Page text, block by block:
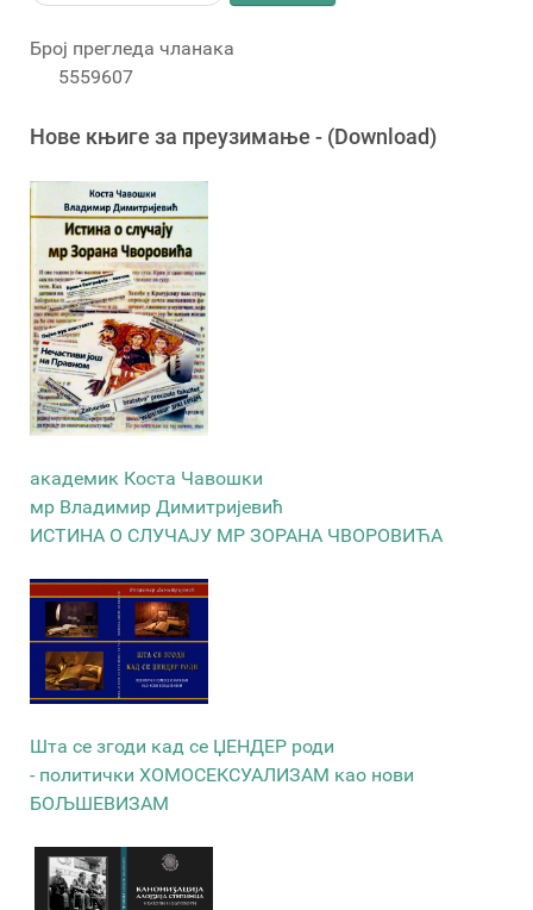
Број прегледа чланака
5559607
Новe књигe за преузимање - (Download)
академик Коста Чавошки
мр Владимир Димитријевић
ИСТИНА О СЛУЧАЈУ МР ЗОРАНА ЧВОРОВИЋА
Шта се згоди кад се ЏЕНДЕР роди
- политички ХОМОСЕКСУАЛИЗАМ као нови
БОЉШЕВИЗАМ